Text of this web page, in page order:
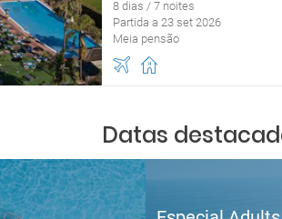
8 dias / 7 noites
Partida a 23 set 2026
Meia pensão
Datas